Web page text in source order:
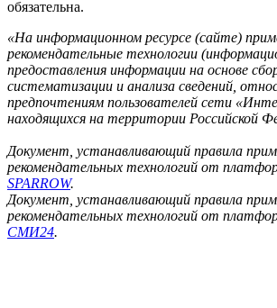
обязательна.
«На информационном ресурсе (сайте)
рекомендательные технологии
предоставления информации на основе
систематизации и анализа сведений,
предпочтениям пользователей сети
находящихся на территории Российской
Документ, устанавливающий правила
рекомендательных технологий от
SPARROW.
Документ, устанавливающий правила
рекомендательных технологий от
СМИ24.